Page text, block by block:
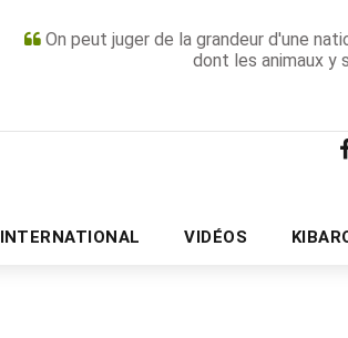
On peut juger de la grandeur d'une
dont les animaux y
INTERNATIONAL VIDÉOS